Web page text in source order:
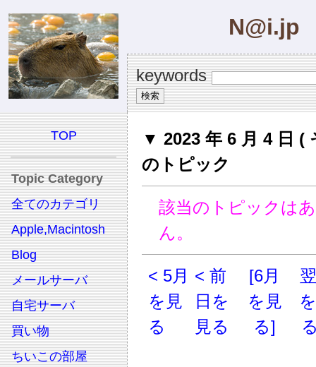
N@i.jp
keywords
TOP
Topic Category
全てのカテゴリ
Apple,Macintosh
Blog
メールサーバ
自宅サーバ
買い物
ちいこの部屋
▼ 2023 年 6 月 4 日 (
のトピック
該当のトピックは
ん。
< 5月
を見
る
< 前
日を
見る
[6月
を見
る]